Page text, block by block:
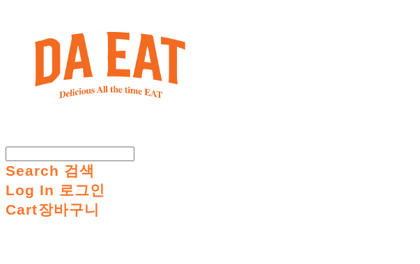
Search 검색
Log In 로그인
Cart장바구니